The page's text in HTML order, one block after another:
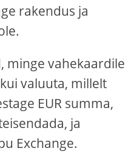
rakendus ja
minge vahekaardile
valuuta, millelt
EUR summa,
ja
Exchange.